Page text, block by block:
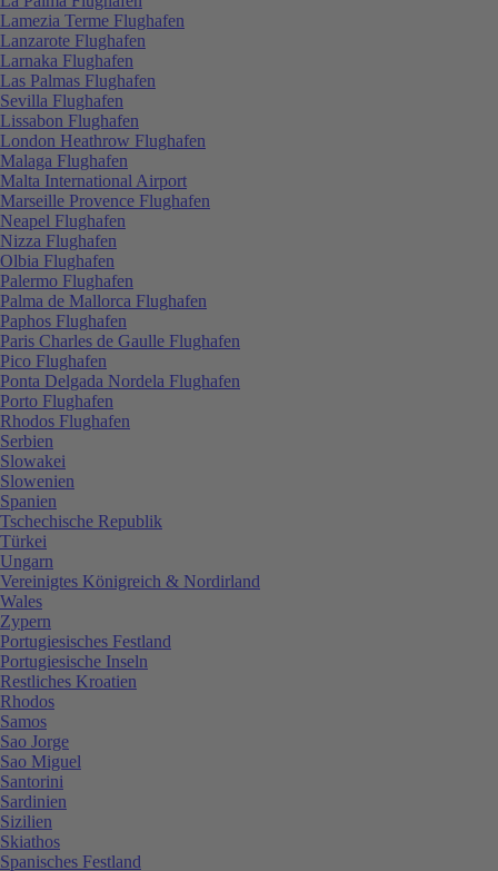
Lamezia Terme Flughafen
Lanzarote Flughafen
Larnaka Flughafen
Las Palmas Flughafen
Sevilla Flughafen
Lissabon Flughafen
London Heathrow Flughafen
Malaga Flughafen
Malta International Airport
Marseille Provence Flughafen
Neapel Flughafen
Nizza Flughafen
Olbia Flughafen
Palermo Flughafen
Palma de Mallorca Flughafen
Paphos Flughafen
Paris Charles de Gaulle Flughafen
Pico Flughafen
Ponta Delgada Nordela Flughafen
Porto Flughafen
Rhodos Flughafen
Serbien
Slowakei
Slowenien
Spanien
Tschechische Republik
Türkei
Ungarn
Vereinigtes Königreich & Nordirland
Wales
Zypern
Portugiesisches Festland
Portugiesische Inseln
Restliches Kroatien
Rhodos
Samos
Sao Jorge
Sao Miguel
Santorini
Sardinien
Sizilien
Skiathos
Spanisches Festland